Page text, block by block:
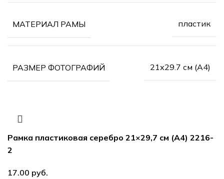
МАТЕРИАЛ РАМЫ пластик
РАЗМЕР ФОТОГРАФИЙ 21х29.7 см (А4)
Рамка пластиковая серебро 21×29,7 см (А4) 2216-
2
руб.